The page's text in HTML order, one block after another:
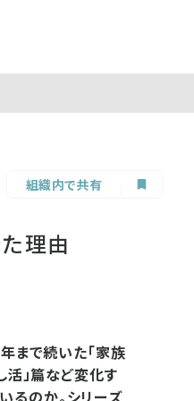
組織内で共有
理由
まで続いた「家族
活」篇など変化す
るのか。シリーズ